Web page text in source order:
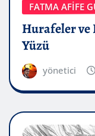
FATMA AFİFE
Hurafeler ve
Yüzü
yönetici